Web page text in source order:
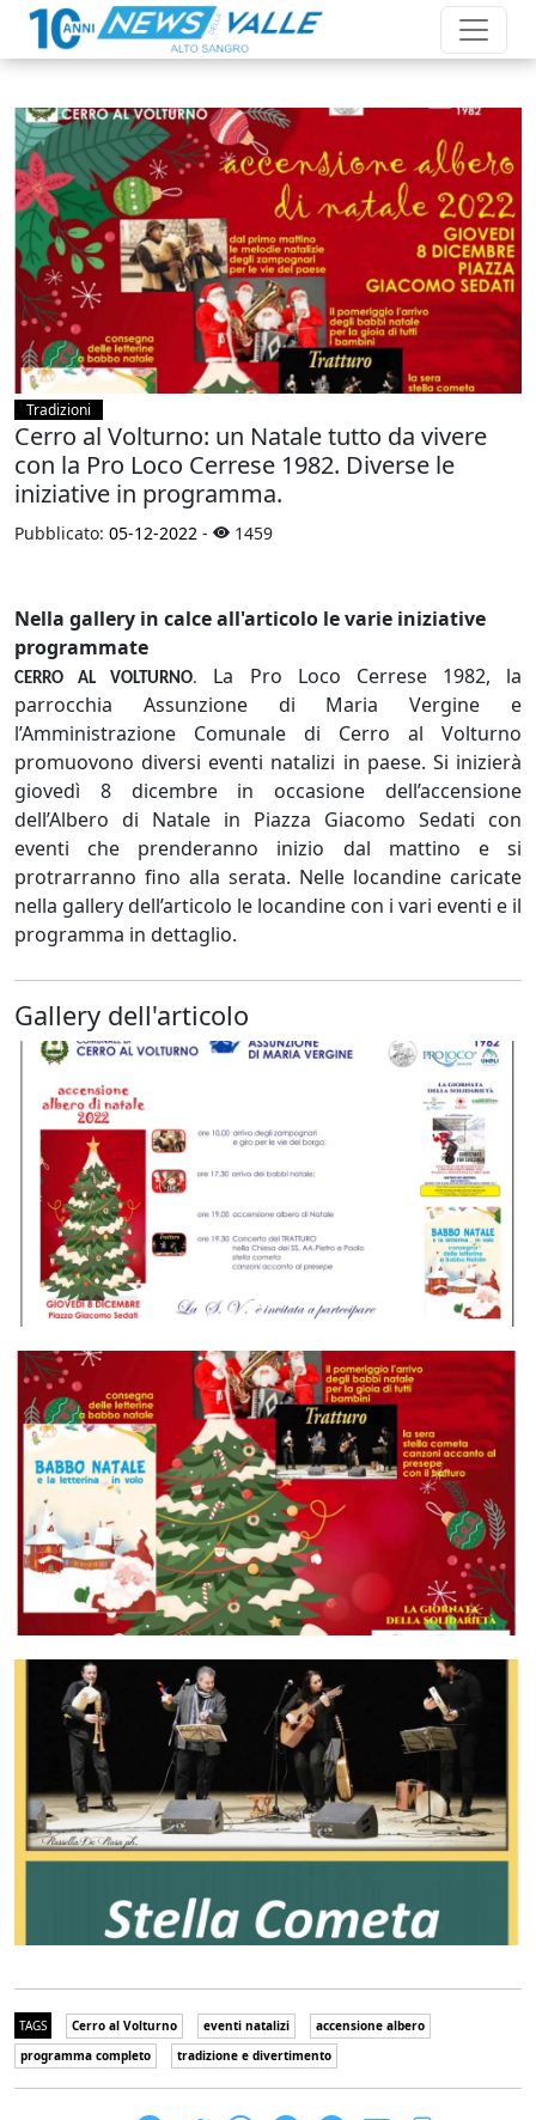
Tradizioni
Cerro al Volturno: un Natale tutto da vivere
con la Pro Loco Cerrese 1982. Diverse le
iniziative in programma.
Pubblicato: 05-12-2022 - 1459
Nella gallery in calce all'articolo le varie iniziative
programmate
CERRO AL VOLTURNO.
La Pro Loco Cerrese 1982, la
parrocchia Assunzione di Maria Vergine e
l’Amministrazione Comunale di Cerro al Volturno
promuovono diversi eventi natalizi in paese. Si inizierà
giovedì 8 dicembre in occasione dell’accensione
dell’Albero di Natale in Piazza Giacomo Sedati con
eventi che prenderanno inizio dal mattino e si
protrarranno fino alla serata. Nelle locandine caricate
nella gallery dell’articolo le locandine con i vari eventi e il
programma in dettaglio.
Gallery dell'articolo
TAGS Cerro al Volturno eventi natalizi
accensione albero
programma completo
tradizione e divertimento